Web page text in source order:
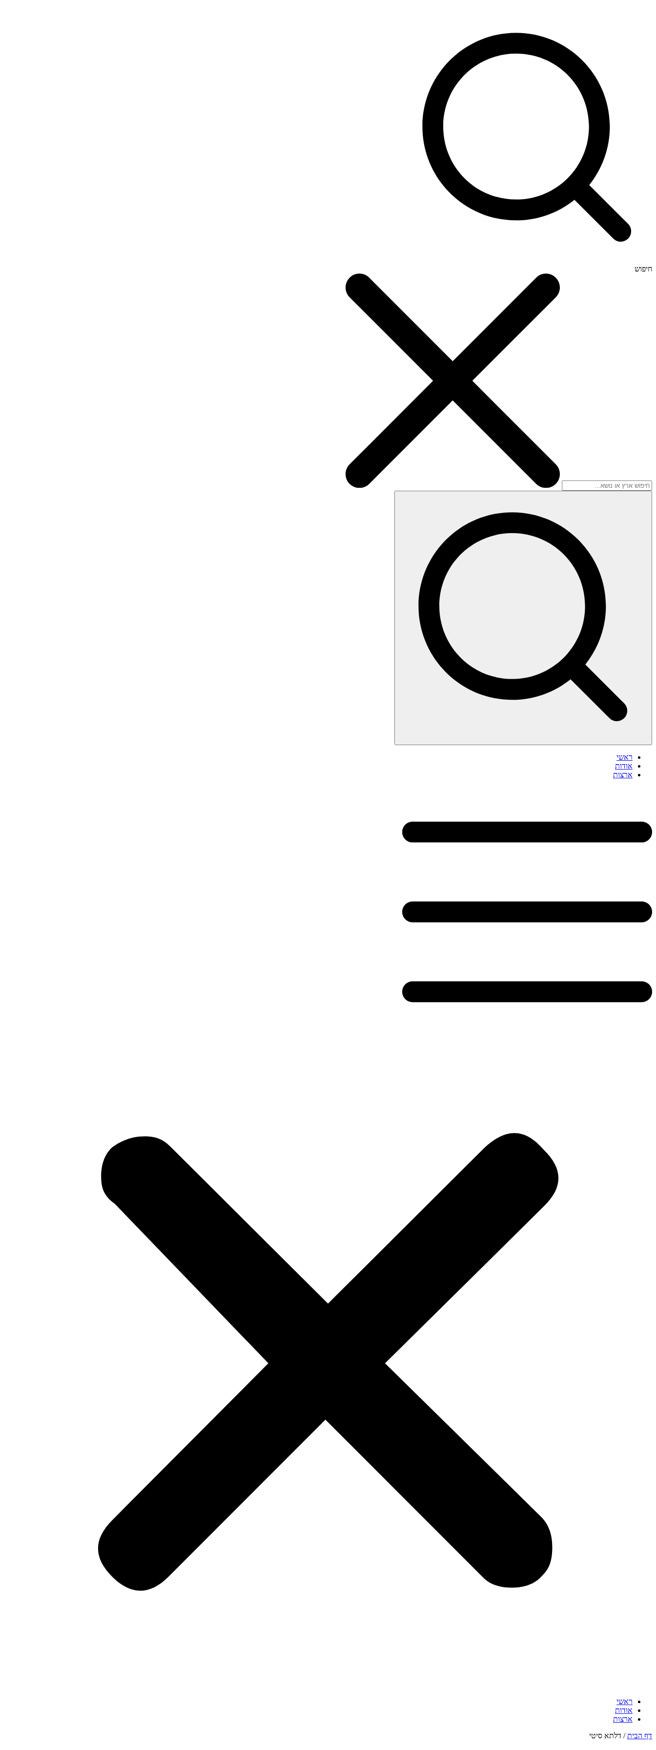
חיפוש
ראשי
אודות
ארצות
ראשי
אודות
ארצות
דף הבית/ דלתא סיטי